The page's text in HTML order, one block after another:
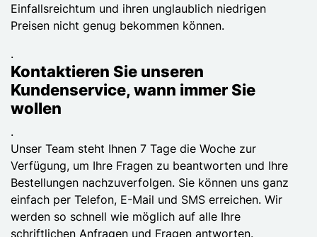
Einfallsreichtum und ihren unglaublich niedrigen
Preisen nicht genug bekommen können.
.
Kontaktieren Sie unseren
Kundenservice, wann immer Sie
wollen
.
Unser Team steht Ihnen 7 Tage die Woche zur
Verfügung, um Ihre Fragen zu beantworten und Ihre
Bestellungen nachzuverfolgen. Sie können uns ganz
einfach per Telefon, E-Mail und SMS erreichen. Wir
werden so schnell wie möglich auf alle Ihre
schriftlichen Anfragen und Fragen antworten.